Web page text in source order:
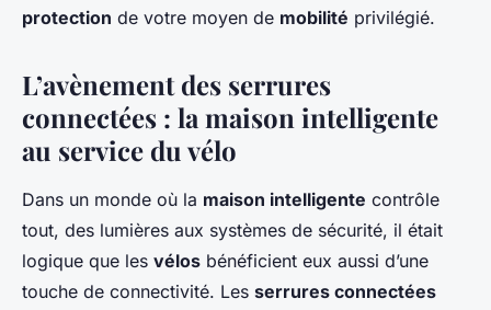
protection de votre moyen de mobilité privilégié.
L’avènement des serrures
connectées : la maison intelligente
au service du vélo
Dans un monde où la maison intelligente contrôle
tout, des lumières aux systèmes de sécurité, il était
logique que les vélos bénéficient eux aussi d’une
touche de connectivité. Les serrures connectées